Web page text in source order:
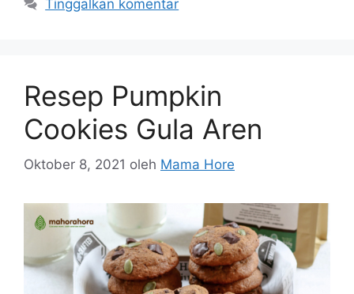
Tinggalkan komentar
Resep Pumpkin
Cookies Gula Aren
Oktober 8, 2021 oleh Mama Hore